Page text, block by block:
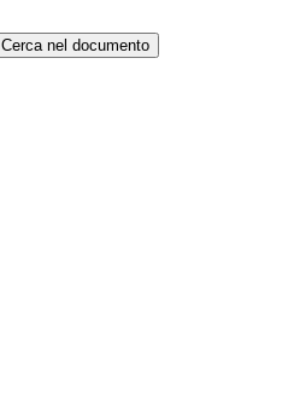
Cerca nel documento